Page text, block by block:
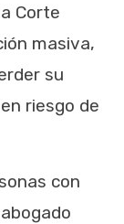
Corte
masiva,
su
riesgo de
con